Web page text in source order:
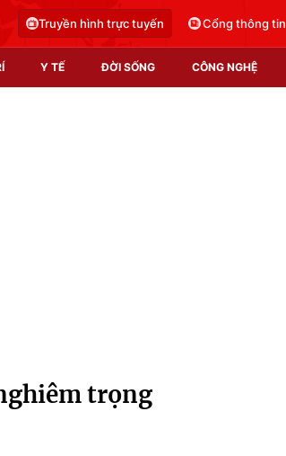
Truyền hình trực tuyến Cổng thông tin
Y TẾ ĐỜI SỐNG CÔNG NGHỆ
Infographic
trọng